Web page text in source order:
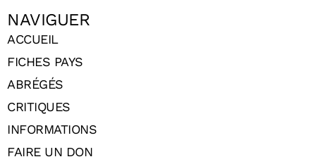
NAVIGUER
ACCUEIL
FICHES PAYS
ABRÉGÉS
CRITIQUES
INFORMATIONS
FAIRE UN DON